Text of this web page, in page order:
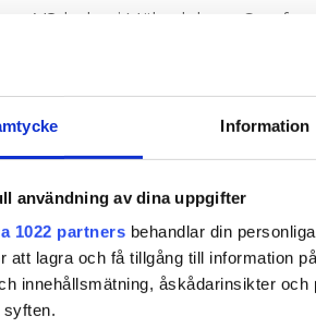
Information
användning av dina uppgifter
1022 partners behandlar din
att lagra och få tillgång till information
innehållsmätning, åskådarinsikter
VS-bolag i Mälardalen –
men det har blivit andra typer
i Västerås, men
skolor och kontor.
NI SKA BREDDA VERKSAMHETEN MED
men vi har möjlighet och
med hjälp av